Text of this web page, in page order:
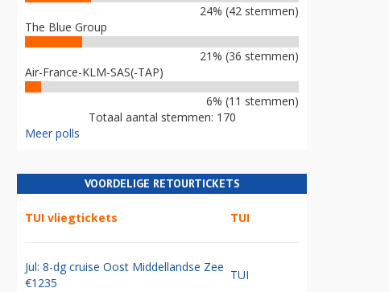
24% (42 stemmen)
The Blue Group
21% (36 stemmen)
Air-France-KLM-SAS(-TAP)
6% (11 stemmen)
Totaal aantal stemmen: 170
Meer polls
VOORDELIGE RETOURTICKETS
TUI vliegtickets TUI
Jul: 8-dg cruise Oost Middellandse Zee
€1235
TUI